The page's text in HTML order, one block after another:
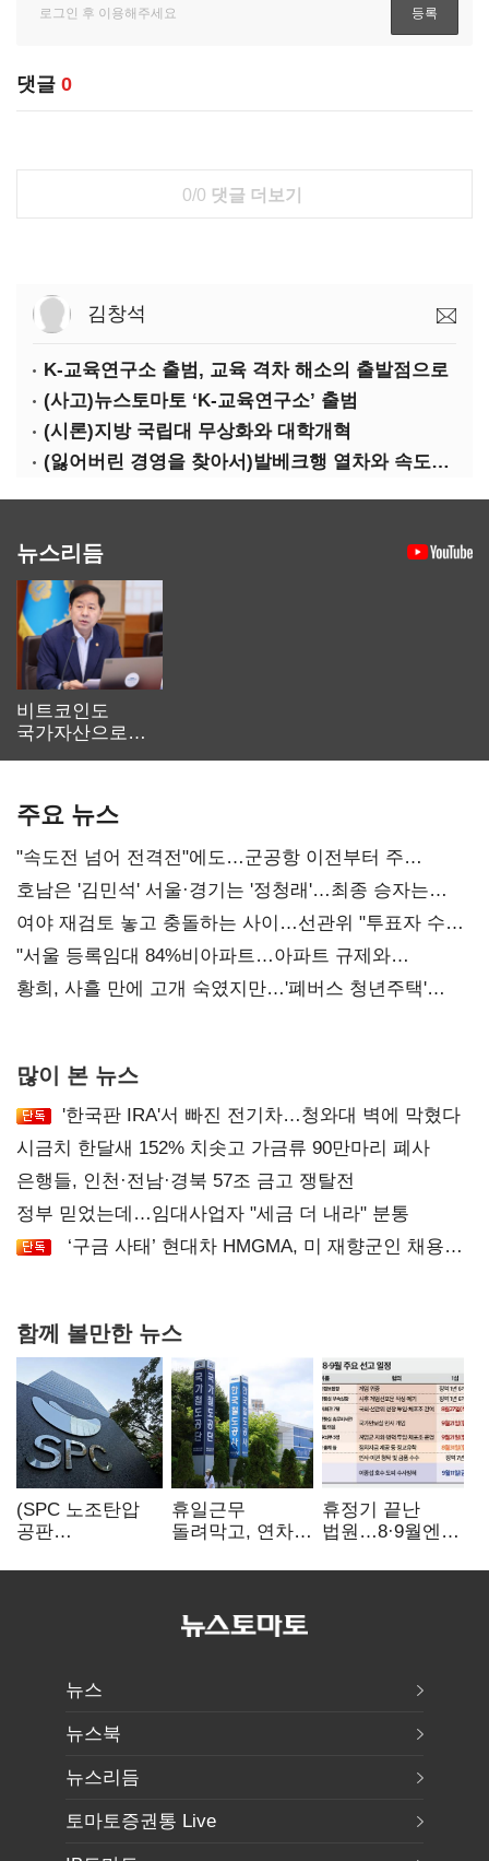
댓글 0
0/0 댓글 더보기
김창석
K-교육연구소 출범, 교육 격차 해소의 출발점으로
(사고)뉴스토마토 ‘K-교육연구소’ 출범
(시론)지방 국립대 무상화와 대학개혁
(잃어버린 경영을 찾아서)발베크행 열차와 속도의 환상: 디지털 전환과 물류 혁신의 포용적 노동 전략
뉴스리듬
비트코인도
국가자산으로…'
주요 뉴스
"속도전 넘어 전격전"에도…군공항 이전부터 주
52시간까지 '뇌관'
호남은 '김민석' 서울·경기는 '정청래'…최종 승자는
'안갯속'
여야 재검토 놓고 충돌하는 사이…선관위 "투표자 수
오차 당연"
"서울 등록임대 84%비아파트…아파트 규제와
달리해야"
황희, 사흘 만에 고개 숙였지만…'폐버스 청년주택'
많이 본 뉴스
'한국판 IRA'서 빠진 전기차…청와대 벽에 막혔다
시금치 한달새 152% 치솟고 가금류 90만마리 폐사
은행들, 인천·전남·경북 57조 금고 쟁탈전
정부 믿었는데…임대사업자 "세금 더 내라" 분통
‘구금 사태’ 현대차 HMGMA, 미 재향군인 채용
함께 볼만한 뉴스
(SPC 노조탄압
공판
도 책임 안 지는
휴일근무
돌려막고, 연차도
승무현장의
52시간'
휴정기 끝난
법원…8·9월엔
'줄선고' 예정
뉴스
뉴스북
뉴스리듬
토마토증권통 Live